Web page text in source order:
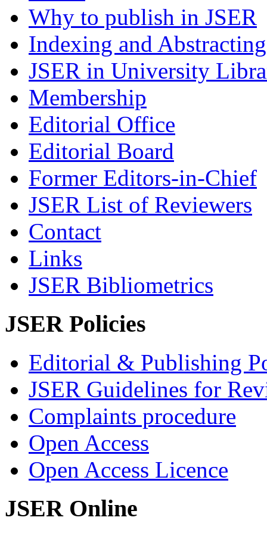
Why to publish in JSER
Indexing and Abstracting
JSER in University
Membership
Editorial Office
Editorial Board
Former Editors-in-Chief
JSER List of Reviewers
Contact
Links
JSER Bibliometrics
JSER Policies
Editorial & Publishing
JSER Guidelines for
Complaints procedure
Open Access
Open Access Licence
JSER Online